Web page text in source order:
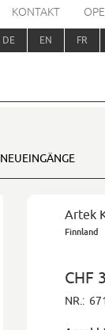
KONTAKT
DE EN FR
NEUEINGÄNGE
Artek
Finnland
CHF
NR.: